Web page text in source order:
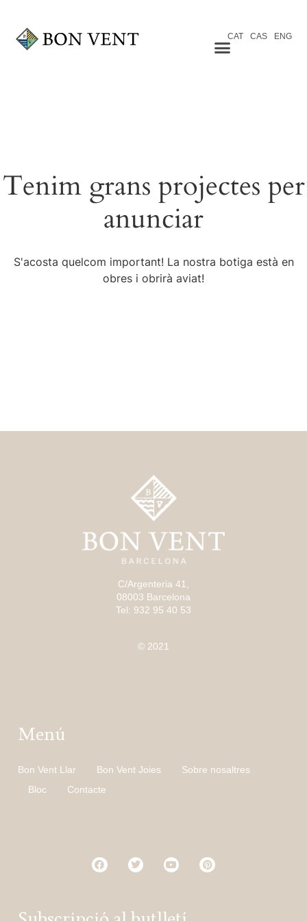
CAT CAS ENG
Tenim grans projectes per
anunciar
S'acosta quelcom important! La nostra botiga està en
obres i obrirà aviat!
C/Argenteria 41,
08003 Barcelona
Tel: 932 95 40 53
© 2021
Menú
Bon Vent Llar Bon Vent Joies
Sobre nosaltres
Bloc
Contacte